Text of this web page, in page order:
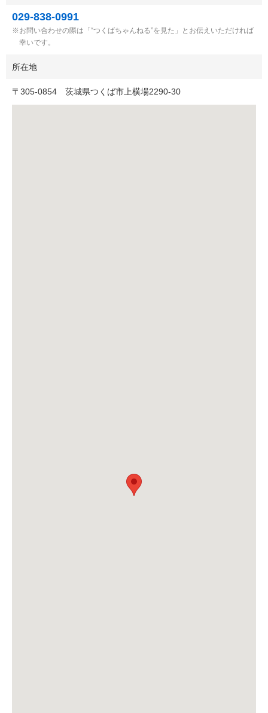
029-838-0991
お問い合わせの際は「“つくばちゃんねる”を見た」とお伝えいただければ
幸いです。
所在地
〒 305-0854 茨城県つくば市上横場2290-30